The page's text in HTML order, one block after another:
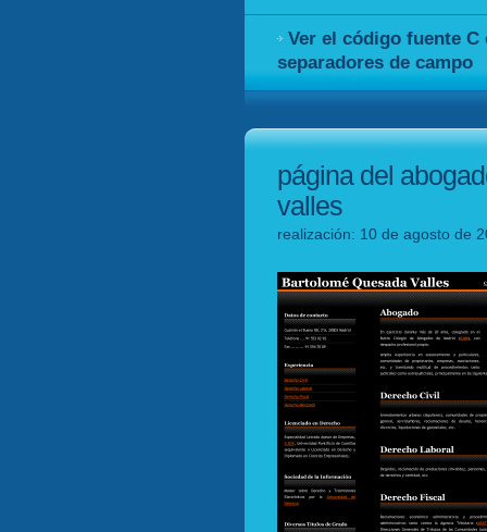
Ver el código fuente
separadores de campo
página del
valles
realización: 10 de agosto de